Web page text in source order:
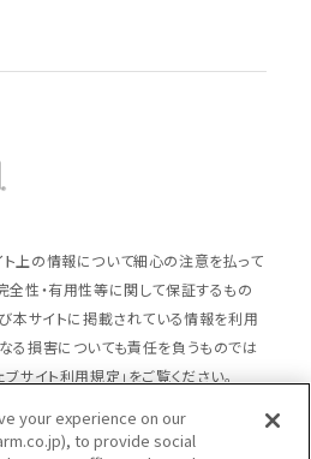
上の情報について細心の注意を払って
全性・有用性等に関して保証するもの
び本サイトに掲載されている情報を利用
る損害についても責任を負うものでは
サイト利用規定」をご覧ください。
your experience on our
to provide social